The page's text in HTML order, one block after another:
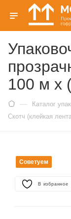
100 м х
— Каталог
Скотч (клейкая
Советуем
В избранное